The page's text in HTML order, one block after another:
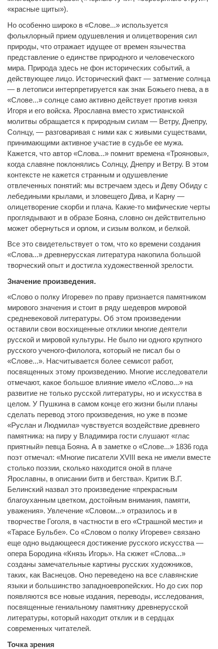
«красные щиты»).
Но особенно широко в «Слове...» используется
фольклорный прием одушевления и олицетворения сил
природы, что отражает идущее от времен язычества
представление о единстве природного и человеческого
мира. Природа здесь не фон исторических событий, а
действующее лицо. Исторический факт — затмение солнца
— в летописи интерпретируется как знак Божьего гнева, а в
«Слове...» солнце само активно действует против князя
Игоря и его войска. Ярославна вместо христианской
молитвы обращается к природным силам — Ветру, Днепру,
Солнцу, — разговаривая с ними как с живыми существами,
принимающими активное участие в судьбе ее мужа.
Кажется, что автор «Слова...» помнит времена «Трояновы»,
когда славяне поклонялись Солнцу, Днепру и Ветру. В этом
контексте не кажется странным и одушевление
отвлеченных понятий: мы встречаем здесь и Деву Обиду с
лебедиными крылами, и зловещего Дива, и Карну —
олицетворение скорби и плача. Какие-то мифические черты
проглядывают и в образе Бояна, словно он действительно
может обернуться и орлом, и сизым волком, и белкой.
Все это свидетельствует о том, что ко времени создания
«Слова...» древнерусская литература накопила большой
творческий опыт и достигла художественной зрелости.
Значение произведения.
«Слово о полку Игореве» по праву признается памятником
мирового значения и стоит в ряду шедевров мировой
средневековой литературы. Об этом произведении
оставили свои восхищенные отклики многие деятели
русской и мировой культуры. Не было ни одного крупного
русского ученого-филолога, который не писал бы о
«Слове...». Насчитывается более семисот работ,
посвященных этому произведению. Многие исследователи
отмечают, какое большое влияние имело «Слово...» на
развитие не только русской литературы, но и искусства в
целом. У Пушкина в самом конце его жизни были планы
сделать перевод этого произведения, но уже в поэме
«Руслан и Людмила» чувствуется воздействие древнего
памятника: на пиру у Владимира гости слушают «глас
приятный» певца Бояна. А в заметке о «Слове...» 1836 года
поэт отмечал: «Многие писатели XVIII века не имели вместе
столько поэзии, сколько находится оной в плаче
Ярославны, в описании битв и бегства». Критик В.Г.
Белинский назвал это произведение «прекрасным
благоуханным цветком, достойным внимания, памяти,
уважения». Увлечение «Словом...» отразилось и в
творчестве Гоголя, в частности в его «Страшной мести» и
«Тарасе Бульбе». Со «Словом о полку Игореве» связано
еще одно выдающееся достижение русского искусства —
опера Бородина «Князь Игорь». На сюжет «Слова...»
созданы замечательные картины русских художников,
таких, как Васнецов. Оно переведено на все славянские
языки и большинство западноевропейских. Но до сих пор
появляются все новые издания, переводы, исследования,
посвященные гениальному памятнику древнерусской
литературы, который находит отклик и в сердцах
современных читателей.
Точка зрения